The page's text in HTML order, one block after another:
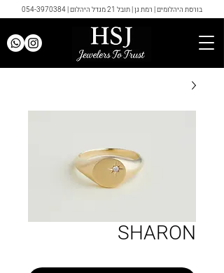
בורסת היהלומים | רמת גן | תובל 21 מגדל היהלום | 054-3970384
SHARON